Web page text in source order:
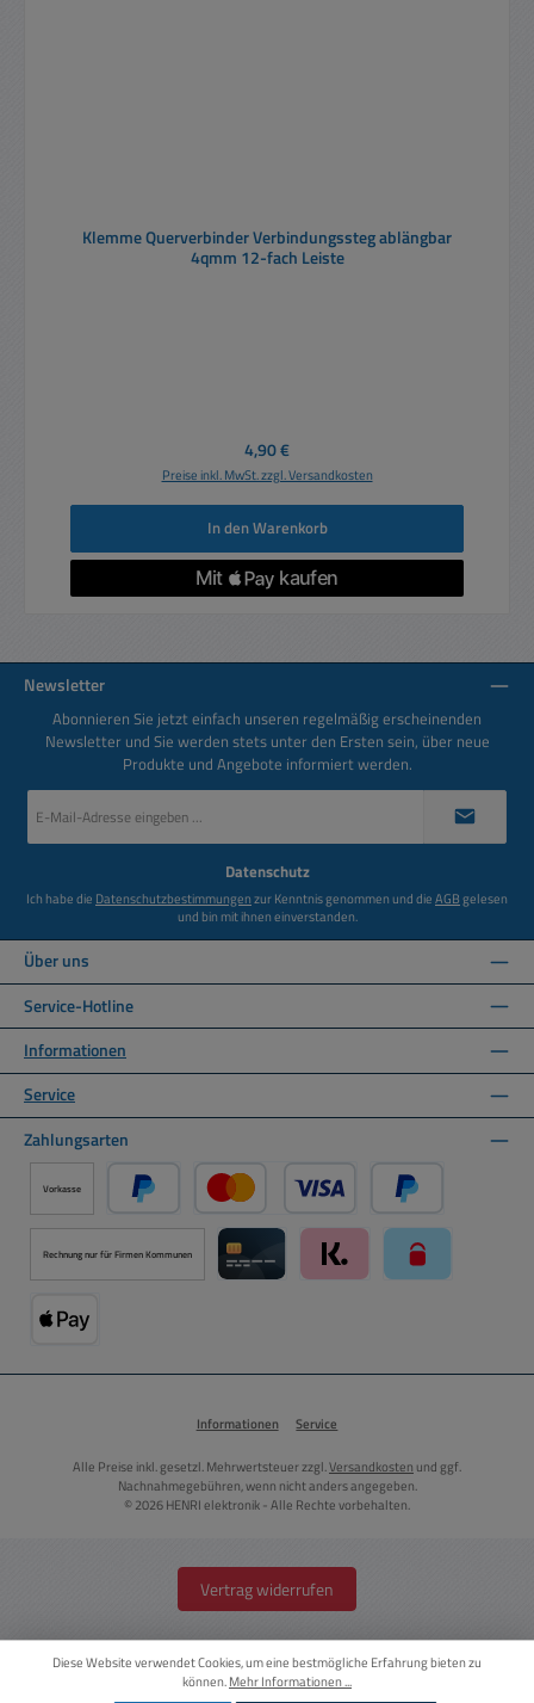
Klemme Querverbinder Verbindungssteg ablängbar
4qmm 12-fach Leiste
Regulärer Preis:
4,90 €
Preise inkl. MwSt. zzgl. Versandkosten
In den Warenkorb
Newsletter
Abonnieren Sie jetzt einfach unseren regelmäßig erscheinenden
Newsletter und Sie werden stets unter den Ersten sein, über neue
Produkte und Angebote informiert werden.
Mail-
Datenschutz
Ich habe die Datenschutzbestimmungenzur Kenntnis genommen und dieAGBgelesen
und bin mit ihnen einverstanden.
Über uns
Service-Hotline
Informationen
Service
Zahlungsarten
Vorkasse
PayPal Kredit- oder Debitkarte über PayPal
Später Bezahlen
Rechnung nur für Firmen Kommunen
Informationen Service
Alle Preise inkl. gesetzl. Mehrwertsteuer zzgl.Versandkosten und ggf.
Nachnahmegebühren, wenn nicht anders angegeben.
© 2026 HENRI elektronik - Alle Rechte vorbehalten.
Vertrag widerrufen
Diese Website verwendet Cookies, um eine bestmögliche Erfahrung bieten zu
können.Mehr Informationen ...